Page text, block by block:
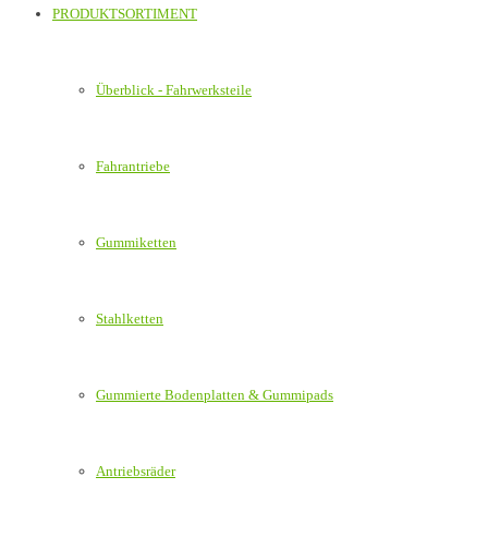
PRODUKTSORTIMENT
Überblick - Fahrwerksteile
Fahrantriebe
Gummiketten
Stahlketten
Gummierte Bodenplatten & Gummipads
Antriebsräder